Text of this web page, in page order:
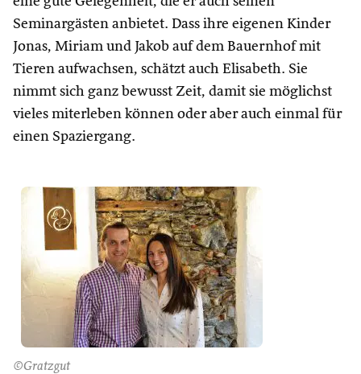
Seminargästen anbietet. Dass ihre eigenen Kinder
Jonas, Miriam und Jakob auf dem Bauernhof mit
Tieren aufwachsen, schätzt auch Elisabeth. Sie
nimmt sich ganz bewusst Zeit, damit sie möglichst
vieles miterleben können oder aber auch einmal für
einen Spaziergang.
©Gratzgut